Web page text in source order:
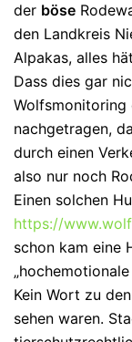
der böse
den Landkreis
Alpakas, alles
Dass dies gar
Wolfsmonitoring
nachgetragen,
durch einen
also nur noch
Einen solchen
https://
schon kam eine
Kein Wort zu
sehen waren.